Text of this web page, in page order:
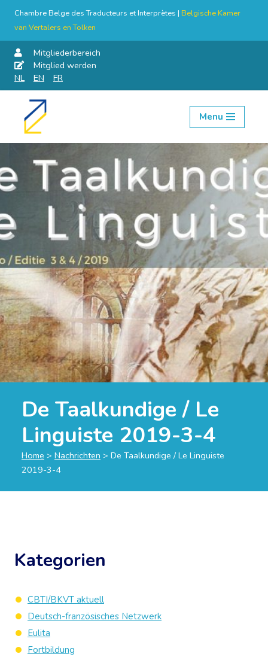
Chambre Belge des Traducteurs et Interprètes | Belgische Kamer
van Vertalers en Tolken
Mitgliederbereich
Mitglied werden
NL
EN FR
Skip
Menu
De Taalkundige / Le
Linguiste 2019-3-4
Home > Nachrichten > De Taalkundige / Le Linguiste
2019-3-4
Kategorien
CBTI/BKVT aktuell
Deutsch-französisches Netzwerk
Eulita
Fortbildung